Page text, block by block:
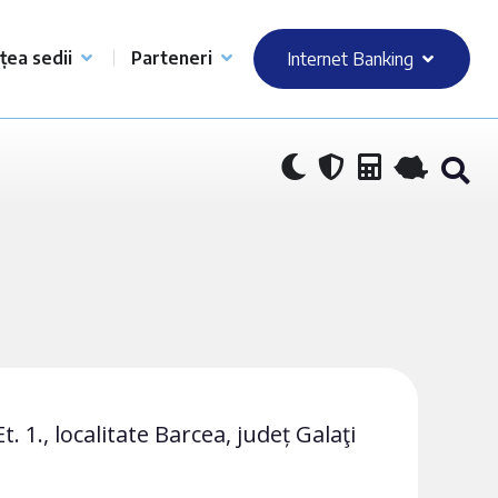
sedii Parteneri Internet Banking
1., localitate Barcea, județ Galaţi